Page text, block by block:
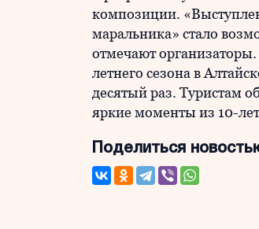
композиции.
маральника» стало
отмечают
летнего сезона в
десятый раз. Туристам
яркие моменты из 10-
Поделиться